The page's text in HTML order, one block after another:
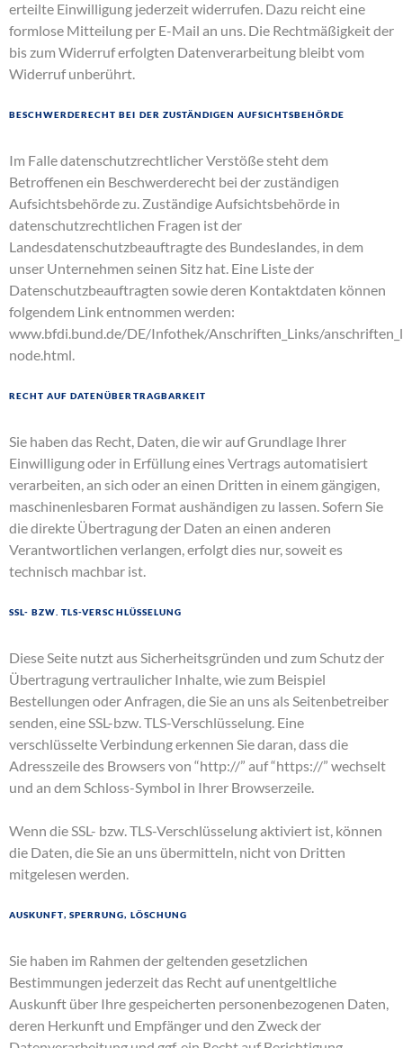
erteilte Einwilligung jederzeit widerrufen. Dazu reicht eine
formlose Mitteilung per E-Mail an uns. Die Rechtmäßigkeit der
bis zum Widerruf erfolgten Datenverarbeitung bleibt vom
Widerruf unberührt.
Beschwerderecht bei der zuständigen Aufsichtsbehörde
Im Falle datenschutzrechtlicher Verstöße steht dem
Betroffenen ein Beschwerderecht bei der zuständigen
Aufsichtsbehörde zu. Zuständige Aufsichtsbehörde in
datenschutzrechtlichen Fragen ist der
Landesdatenschutzbeauftragte des Bundeslandes, in dem
unser Unternehmen seinen Sitz hat. Eine Liste der
Datenschutzbeauftragten sowie deren Kontaktdaten können
folgendem Link entnommen werden:
www.bfdi.bund.de/DE/Infothek/Anschriften_Links/
node.html.
Recht auf Datenübertragbarkeit
Sie haben das Recht, Daten, die wir auf Grundlage Ihrer
Einwilligung oder in Erfüllung eines Vertrags automatisiert
verarbeiten, an sich oder an einen Dritten in einem gängigen,
maschinenlesbaren Format aushändigen zu lassen. Sofern Sie
die direkte Übertragung der Daten an einen anderen
Verantwortlichen verlangen, erfolgt dies nur, soweit es
technisch machbar ist.
SSL- bzw. TLS-Verschlüsselung
Diese Seite nutzt aus Sicherheitsgründen und zum Schutz der
Übertragung vertraulicher Inhalte, wie zum Beispiel
Bestellungen oder Anfragen, die Sie an uns als Seitenbetreiber
senden, eine SSL-bzw. TLS-Verschlüsselung. Eine
verschlüsselte Verbindung erkennen Sie daran, dass die
Adresszeile des Browsers von “http://” auf “https://” wechselt
und an dem Schloss-Symbol in Ihrer Browserzeile.
Wenn die SSL- bzw. TLS-Verschlüsselung aktiviert ist, können
die Daten, die Sie an uns übermitteln, nicht von Dritten
mitgelesen werden.
Auskunft, Sperrung, Löschung
Sie haben im Rahmen der geltenden gesetzlichen
Bestimmungen jederzeit das Recht auf unentgeltliche
Auskunft über Ihre gespeicherten personenbezogenen Daten,
deren Herkunft und Empfänger und den Zweck der